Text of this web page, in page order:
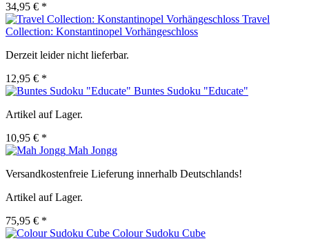
34,95 € *
Travel
Collection: Konstantinopel Vorhängeschloss
Derzeit leider nicht lieferbar.
12,95 € *
Buntes Sudoku "Educate"
Artikel auf Lager.
10,95 € *
Mah Jongg
Versandkostenfreie Lieferung innerhalb Deutschlands!
Artikel auf Lager.
75,95 € *
Colour Sudoku Cube